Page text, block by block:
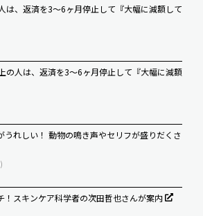
は、返済を3～6ヶ月停止して『大幅に減額して
の人は、返済を3～6ヶ月停止して『大幅に減額
うれしい！ 動物の鳴き声やセリフが盛りだくさ
！スキンケア科学者の次田哲也さんが案内